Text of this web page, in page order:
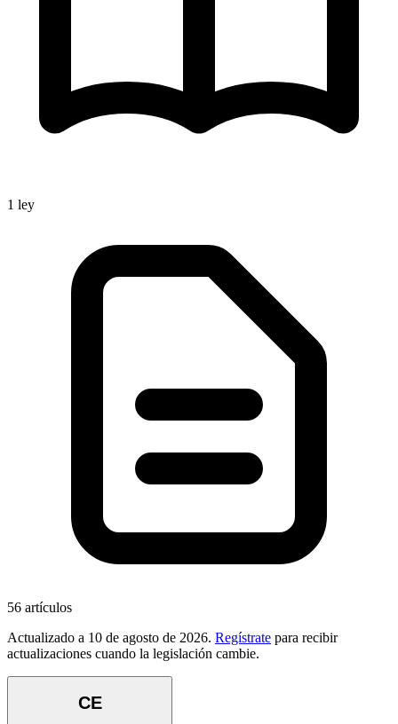
1 ley
56 artículos
Actualizado a 10 de agosto de 2026. Regístrate para recibir
actualizaciones cuando la legislación cambie.
CE